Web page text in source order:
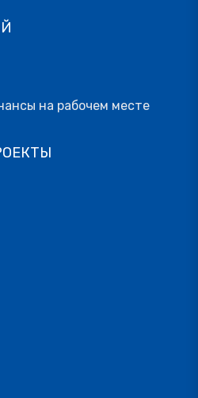
на рабочем месте